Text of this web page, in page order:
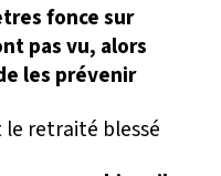
fonce sur
pas vu, alors
les prévenir